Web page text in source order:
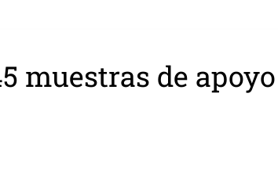
muestras de